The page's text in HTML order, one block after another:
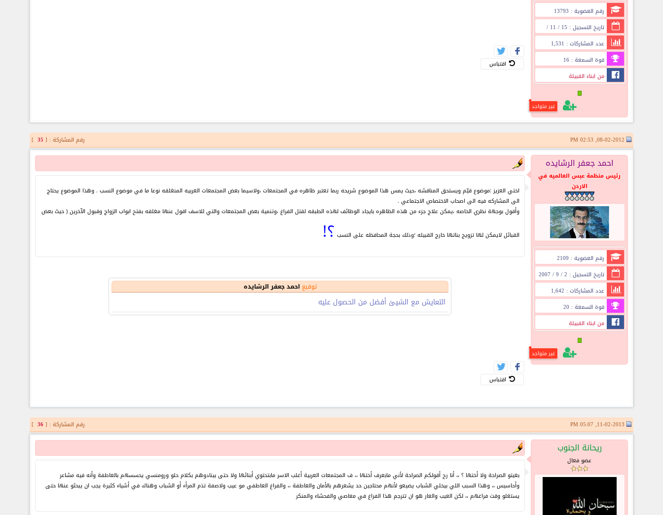
رقم العضوية : 13793
تاريخ التسجيل : 15 / 11 /
2011
عدد المشاركات : 1,531
قوة السمعة : 16
من ابناء القبيلة
غير متواجد
اقتباس
رقم المشاركة : [ 35
]
احمد جعفر الرشايده
رئيس منظمة عبس العالميه في
الاردن
رقم العضوية : 2109
تاريخ التسجيل : 2 / 9 / 2007
عدد المشاركات : 1,642
قوة السمعة : 20
من ابناء القبيلة
غير متواجد
اختي العزيز :موضوع قيّم ويستحق المناقشه ،حيث يمس هذا الموضوع شريحه ربما تعتبر ظاهره في المجتمعات ،ولاسيما بعض المجتمعات العربيه المنغلقه نوعا ما في موضوع النسب . وهذا الموضوع يحتاج
الى المشاركه فيه الى اصحاب الاختصاص الاجتماعي .
وأقول بوجهة نظري الخاصه ،يمكن علاج جزء من هذه الظاهره بايجاد الوظائف لهذه الطبقه لقتل الفراغ ،وتنمية بعض المجتمعات والتي للاسف اقول عنها مغلقه بفتح ابواب الزواج وقبول الآخرين ( حيث بعض
القبائل لايمكن لها تزويج بناتها خارج القبيله ؛وذلك بحجة المحافظه على النسب ؟!
توقيع احمد جعفر الرشايده
التعايش مع الشيئ أفضل من الحصول عليه
اقتباس
رقم المشاركة : [36
]
ريحانة الجنوب
عضو فعال
بغيتو الصراحة ولا أختها ؟ ،، أنا رح أقولكم الصراحة لأني مابعرف أختها ،، ف المجتمعات العربية أغلب الاسر مابتحتوي أبنائها ولا حتى بينادوهم بكلام حلو ورومنسي يحسسهم بالعاطفة وأنه فيه مشاعر
وأحاسيس ،، وهذا السبب اللي بيخلي الشباب يضيعو لأنهم محتاجين حد يشعرهم بالأمان والعاطفة ،، والفراغ العاطفي مو عيب ولاصفة تذم المرأء أو الشباب وهناك في أشياء كثيرة يجب ان يبحثو عنها حتى
يستغلو وقت فراغهم ،، لكن العيب والعار هو ان تترجم هذا الفراغ في معاصي والفحشاء والمنكر